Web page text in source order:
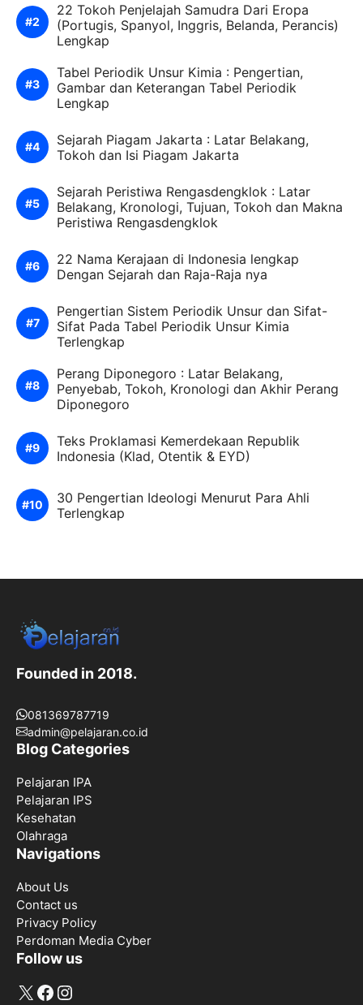
22 Tokoh Penjelajah Samudra Dari Eropa
(Portugis, Spanyol, Inggris, Belanda, Perancis)
Lengkap
Tabel Periodik Unsur Kimia : Pengertian,
Gambar dan Keterangan Tabel Periodik
Lengkap
Sejarah Piagam Jakarta : Latar Belakang,
Tokoh dan Isi Piagam Jakarta
Sejarah Peristiwa Rengasdengklok : Latar
Belakang, Kronologi, Tujuan, Tokoh dan Makna
Peristiwa Rengasdengklok
22 Nama Kerajaan di Indonesia lengkap
Dengan Sejarah dan Raja-Raja nya
Pengertian Sistem Periodik Unsur dan Sifat-
Sifat Pada Tabel Periodik Unsur Kimia
Terlengkap
Perang Diponegoro : Latar Belakang,
Penyebab, Tokoh, Kronologi dan Akhir Perang
Diponegoro
Teks Proklamasi Kemerdekaan Republik
Indonesia (Klad, Otentik & EYD)
30 Pengertian Ideologi Menurut Para Ahli
Terlengkap
Founded in 2018.
081369787719
admin@pelajaran.co.id
Blog Categories
Pelajaran IPA
Pelajaran IPS
Kesehatan
Olahraga
Navigations
About Us
Contact us
Privacy Policy
Perdoman Media Cyber
Follow us
X Facebook
Instagram